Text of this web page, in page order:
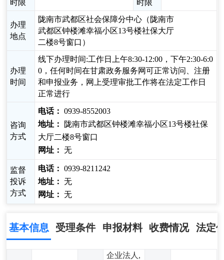
时限
时限
办理
地点
陇南市武都区社会保障分中心（陇南市
武都区钟楼滩幸福小区13号楼社保大厅
二楼8号窗口）
办理
时间
线下办理时间:工作日上午8:30-12:00，下午2:30-6:0
0，任何时间在甘肃政务服务网可正常访问、注册
和申报业务，网上受理审批工作将在法定工作日
正常进行
咨询
方式
电话： 0939-8552003
地址：
陇南市武都区钟楼滩幸福小区13号楼社保
大厅二楼8号窗口
网址： 无
监督
投诉
方式
电话： 0939-8211242
地址： 无
网址： 无
基本信息 受理条件 申报材料 收费情况 法定
企业法人,